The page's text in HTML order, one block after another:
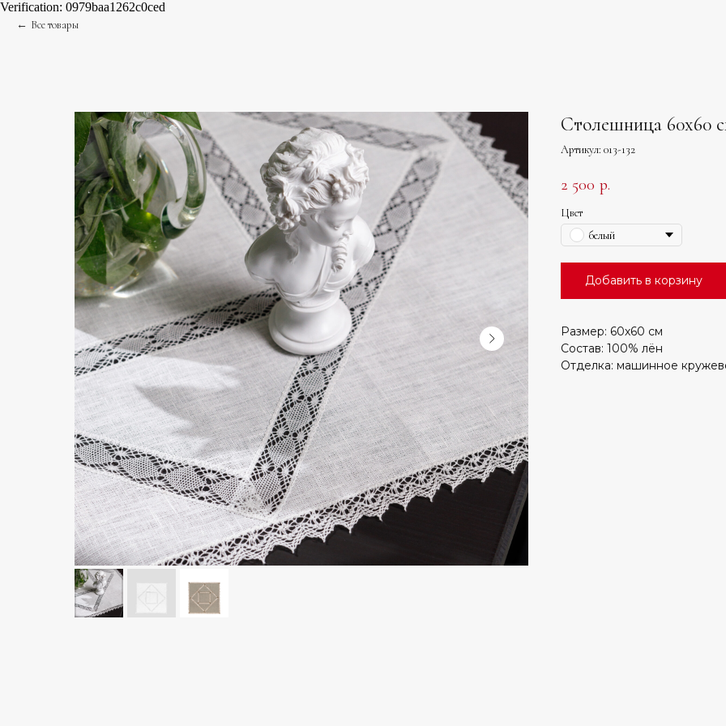
Verification: 0979baa1262c0ced
Все товары
Столешница 60х60
Артикул: 013-132
2 500 р.
Цвет
белый
Добавить в корзину
Размер: 60х60 см
Состав: 100% лён
Отделка: машинное